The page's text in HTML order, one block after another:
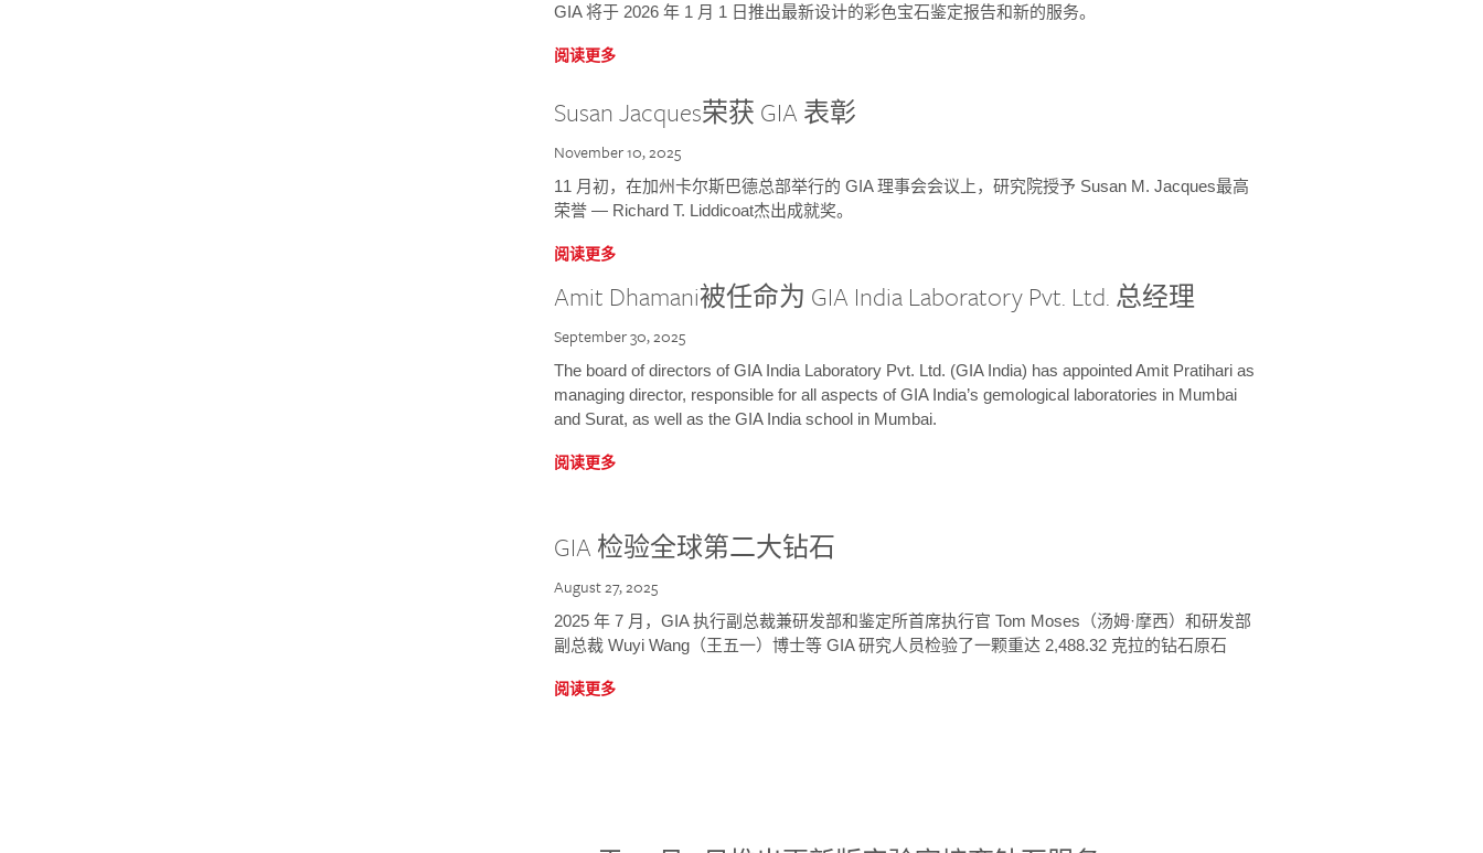
GIA 将于 2026 年 1 月 1 日推出最新设计的彩色宝石鉴定报告和新的服务。
阅读更多
Susan Jacques荣获 GIA 表彰
November 10, 2025
11 月初，在加州卡尔斯巴德总部举行的 GIA 理事会会议上，研究院授予 Susan M. Jacques最高
荣誉 — Richard T. Liddicoat杰出成就奖。
阅读更多
Amit Dhamani被任命为 GIA India Laboratory Pvt. Ltd. 总经理
September 30, 2025
The board of directors of GIA India Laboratory Pvt. Ltd. (GIA India) has appointed Amit Pratihari as
managing director, responsible for all aspects of GIA India’s gemological laboratories in Mumbai
and Surat, as well as the GIA India school in Mumbai.
阅读更多
GIA 检验全球第二大钻石
August 27, 2025
2025 年 7 月，GIA 执行副总裁兼研发部和鉴定所首席执行官 Tom Moses（汤姆·摩西）和研发部
副总裁 Wuyi Wang（王五一）博士等 GIA 研究人员检验了一颗重达 2,488.32 克拉的钻石原石
阅读更多